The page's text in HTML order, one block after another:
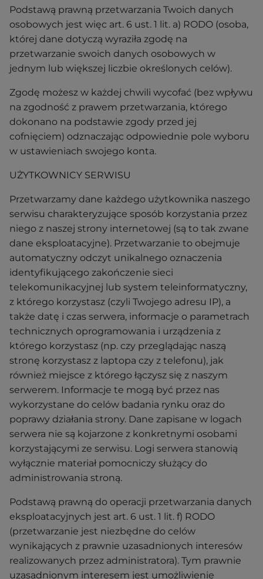
Podstawą prawną przetwarzania Twoich danych
osobowych jest więc art. 6 ust. 1 lit. a) RODO (osoba,
której dane dotyczą wyraziła zgodę na
przetwarzanie swoich danych osobowych w
jednym lub większej liczbie określonych celów).
Zgodę możesz w każdej chwili wycofać (bez wpływu
na zgodność z prawem przetwarzania, którego
dokonano na podstawie zgody przed jej
cofnięciem) odznaczając odpowiednie pole wyboru
w ustawieniach swojego konta.
UŻYTKOWNICY SERWISU
Przetwarzamy dane każdego użytkownika naszego
serwisu charakteryzujące sposób korzystania przez
niego z naszej strony internetowej (są to tak zwane
dane eksploatacyjne). Przetwarzanie to obejmuje
automatyczny odczyt unikalnego oznaczenia
identyfikującego zakończenie sieci
telekomunikacyjnej lub system teleinformatyczny,
z którego korzystasz (czyli Twojego adresu IP), a
także datę i czas serwera, informacje o parametrach
technicznych oprogramowania i urządzenia z
którego korzystasz (np. czy przeglądając naszą
stronę korzystasz z laptopa czy z telefonu), jak
również miejsce z którego łączysz się z naszym
serwerem. Informacje te mogą być przez nas
wykorzystane do celów badania rynku oraz do
poprawy działania strony. Dane zapisane w logach
serwera nie są kojarzone z konkretnymi osobami
korzystającymi ze serwisu. Logi serwera stanowią
wyłącznie materiał pomocniczy służący do
administrowania stroną.
Podstawą prawną do operacji przetwarzania danych
eksploatacyjnych jest art. 6 ust. 1 lit. f) RODO
(przetwarzanie jest niezbędne do celów
wynikających z prawnie uzasadnionych interesów
realizowanych przez administratora). Tym prawnie
uzasadnionym interesem jest umożliwienie